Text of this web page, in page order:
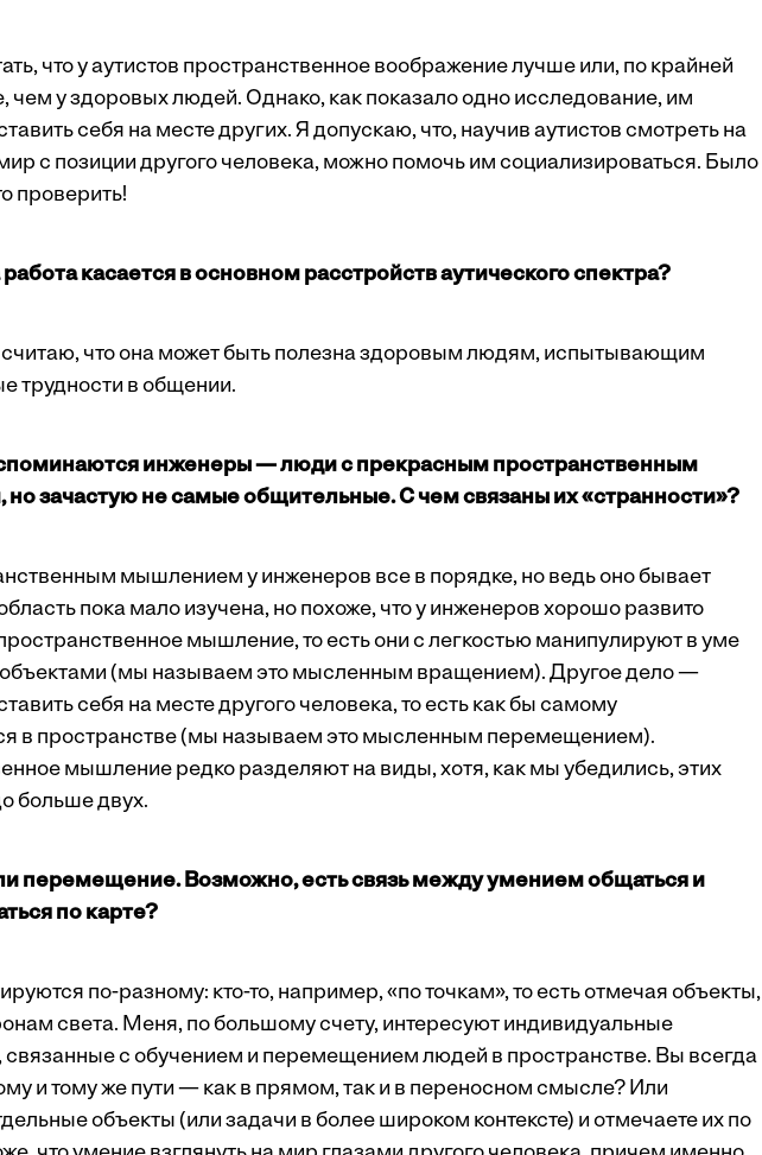
что у аутистов пространственное воображение ­лучше или, по крайней
чем у здоровых людей. Однако, как показало одно исследование, им
себя на месте других. Я допускаю, что, научив аутистов смотреть на
с позиции другого человека, можно помочь им социализироваться. Было
проверить!
касается в основном расстройств аутического спектра?
считаю, что она может быть полезна здоровым людям, испытывающим
трудности в общении.
инженеры — люди с прекрасным пространственным
зачастую не самые общительные. С чем связаны их «странности»?
мышлением у инженеров все в порядке, но ведь оно бывает
пока мало изучена, но похоже, что у инженеров хорошо развито
мышление, то есть они с легкостью манипулируют в уме
(мы называем это мысленным вращением). Другое дело —
себя на месте другого человека, то есть как бы самому
в ­пространстве (мы называем это мысленным перемещением).
мышление редко разделяют на виды, хотя, как мы убедились, этих
больше двух.
перемещение. Возможно, есть связь между умением общаться и
по карте?
по-разному: кто-то, например, «по точкам», то есть отмечая объекты,
света. Меня, по большому счету, интересуют индивидуальные
связанные с обучением и перемещением людей в простран­стве. Вы всегда
и тому же пути — как в прямом, так и в переносном смысле? Или
объекты (или задачи в более широком контексте) и отмечаете их по